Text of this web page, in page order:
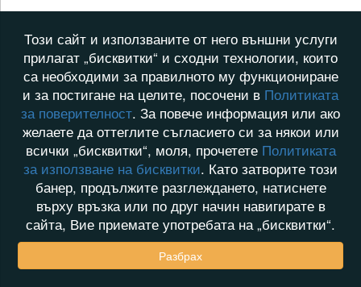
Този сайт и използваните от него външни услуги
прилагат „бисквитки“ и сходни технологии, които
са необходими за правилното му функциониране
и за постигане на целите, посочени в Политиката
за поверителност. За повече информация или ако
желаете да оттеглите съгласието си за някои или
всички „бисквитки“, моля, прочетете Политиката
за използване на бисквитки. Като затворите този
банер, продължите разглеждането, натиснете
върху връзка или по друг начин навигирате в
сайта, Вие приемате употребата на „бисквитки“.
Разбрах